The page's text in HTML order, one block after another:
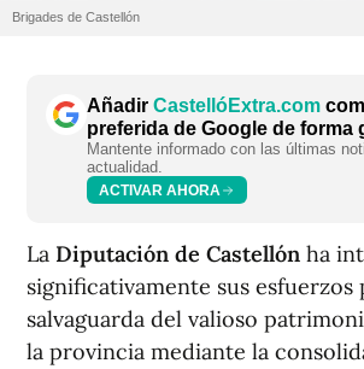
Brigades de Castellón
Añadir CastellóExtra.com
preferida de Google de forma
Mantente informado con las últimas
actualidad.
ACTIVAR AHORA
La Diputación de Castellón ha
significativamente sus esfuerzos
salvaguarda del valioso
la provincia mediante la